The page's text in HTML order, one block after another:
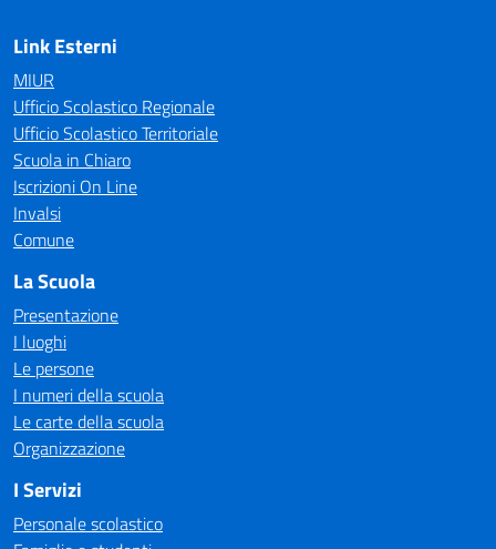
Link Esterni
MIUR
Ufficio Scolastico Regionale
Ufficio Scolastico Territoriale
Scuola in Chiaro
Iscrizioni On Line
Invalsi
Comune
La Scuola
Presentazione
I luoghi
Le persone
I numeri della scuola
Le carte della scuola
Organizzazione
I Servizi
Personale scolastico